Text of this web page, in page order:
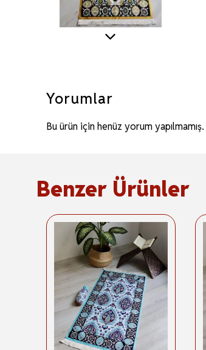
Yorumlar
Bu ürün için henüz yorum yapılmamış.
Benzer Ürünler